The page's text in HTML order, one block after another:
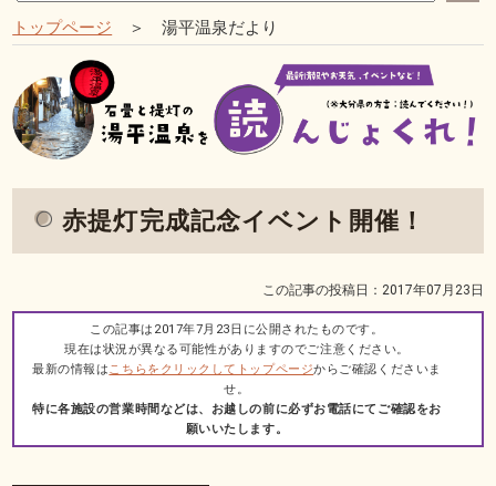
トップページ ＞ 湯平温泉だより
赤提灯完成記念イベント開催！
この記事の投稿日：2017年07月23日
この記事は2017年7月23日に公開されたものです。
現在は状況が異なる可能性がありますのでご注意ください。
最新の情報はこちらをクリックしてトップページからご確認くださいま
せ。
特に各施設の営業時間などは、お越しの前に必ずお電話にてご確認をお
願いいたします。